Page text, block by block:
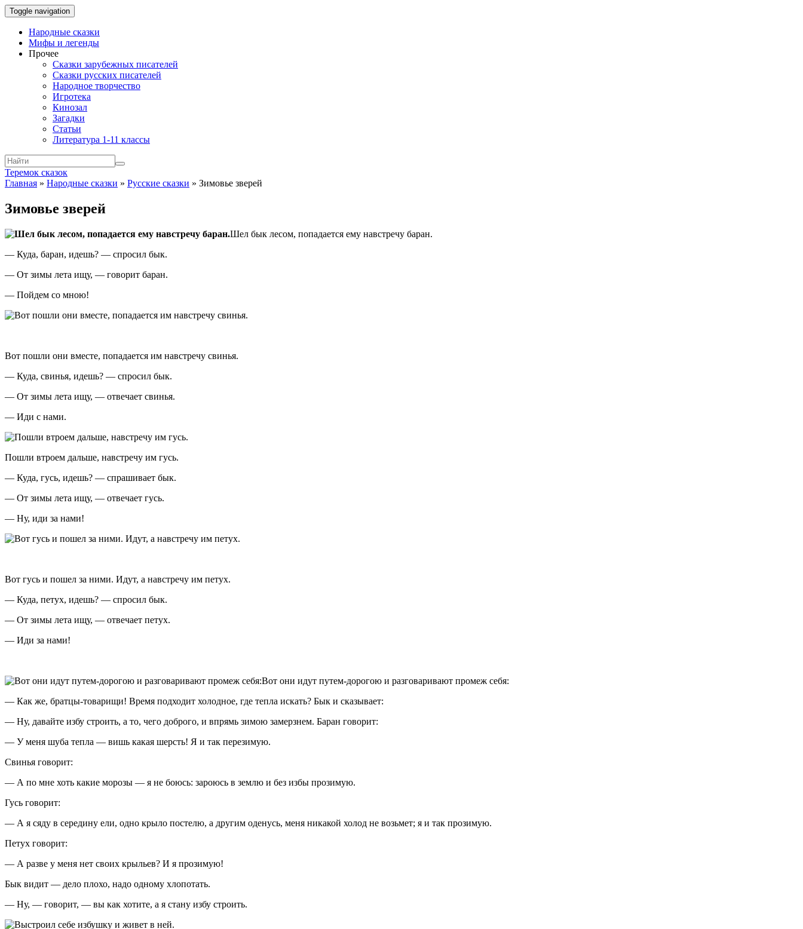
Toggle navigation
Народные сказки
Мифы и легенды
Прочее
Сказки зарубежных писателей
Сказки русских писателей
Народное творчество
Игротека
Кинозал
Загадки
Статьи
Литература 1-11 классы
Теремок сказок
Главная » Народные сказки » Русские сказки » Зимовье зверей
Зимовье зверей
Шел бык лесом, попадается ему навстречу баран.
— Куда, баран, идешь? — спросил бык.
— От зимы лета ищу, — говорит баран.
— Пойдем со мною!
Вот пошли они вместе, попадается им навстречу свинья.
— Куда, свинья, идешь? — спросил бык.
— От зимы лета ищу, — отвечает свинья.
— Иди с нами.
Пошли втроем дальше, навстречу им гусь.
— Куда, гусь, идешь? — спрашивает бык.
— От зимы лета ищу, — отвечает гусь.
— Ну, иди за нами!
Вот гусь и пошел за ними. Идут, а навстречу им петух.
— Куда, петух, идешь? — спросил бык.
— От зимы лета ищу, — отвечает петух.
— Иди за нами!
Вот они идут путем-дорогою и разговаривают промеж себя:
— Как же, братцы-товарищи! Время подходит холодное, где тепла искать? Бык и сказывает:
— Ну, давайте избу строить, а то, чего доброго, и впрямь зимою замерзнем. Баран говорит:
— У меня шуба тепла — вишь какая шерсть! Я и так перезимую.
Свинья говорит:
— А по мне хоть какие морозы — я не боюсь: зароюсь в землю и без избы прозимую.
Гусь говорит:
— А я сяду в середину ели, одно крыло постелю, а другим оденусь, меня никакой холод не возьмет; я и так прозимую.
Петух говорит:
— А разве у меня нет своих крыльев? И я прозимую!
Бык видит — дело плохо, надо одному хлопотать.
— Ну, — говорит, — вы как хотите, а я стану избу строить.